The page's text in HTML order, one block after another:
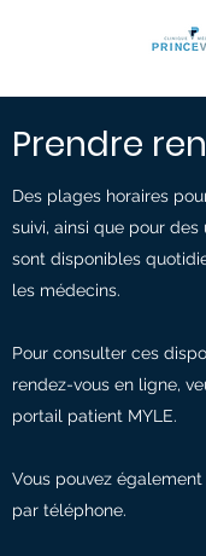
Prendre
Des plages horaires
suivi, ainsi que pour des
sont disponibles
les médecins.
Pour consulter ces
rendez-vous en ligne,
portail patient MYLE.
Vous pouvez
par téléphone.